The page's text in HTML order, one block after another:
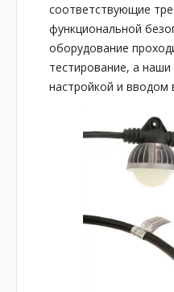
соответствующие
функциональной
оборудование
тестирование, а
настройкой и вводом